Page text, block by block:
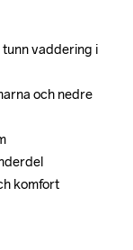
vaddering i
och nedre
komfort
vaddering i
och nedre
komfort